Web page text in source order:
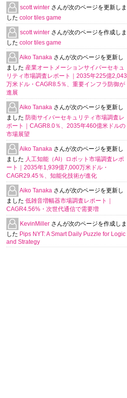
scott winter さんが次のページを更新しま
した color tiles game
scott winter さんが次のページを作成しま
した color tiles game
Aiko Tanaka さんが次のページを更新し
ました 産業オートメーションサイバーセキュ
リティ市場調査レポート｜2035年225億2,043
万米ドル・CAGR8.5％、重要インフラ防御が
進展
Aiko Tanaka さんが次のページを更新し
ました 防衛サイバーセキュリティ市場調査レ
ポート｜CAGR8.0％、2035年460億米ドルの
市場展望
Aiko Tanaka さんが次のページを更新し
ました 人工知能（AI）ロボット市場調査レポ
ート｜2035年1,939億7,000万米ドル・
CAGR29.45％、知能化技術が進化
Aiko Tanaka さんが次のページを更新し
ました 低雑音増幅器市場調査レポート｜
CAGR4.56%・次世代通信で需要増
KevinMiller さんが次のページを作成しま
した Pips NYT: A Smart Daily Puzzle for Logic
and Strategy